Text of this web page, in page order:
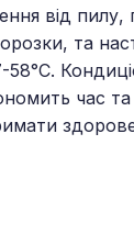
від пилу,
та
час та